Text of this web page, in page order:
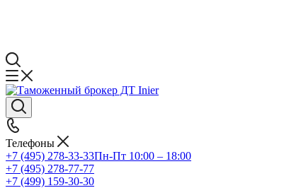
Телефоны
+7 (495) 278-33-33Пн-Пт 10:00 – 18:00
+7 (495) 278-77-77
+7 (499) 159-30-30